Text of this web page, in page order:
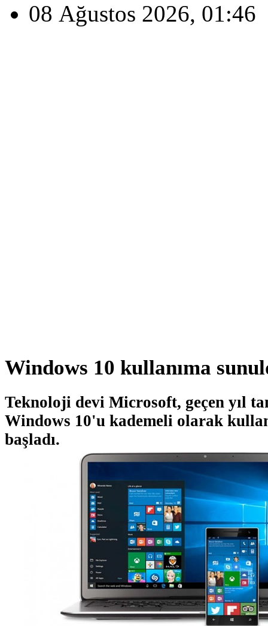
08 Ağustos 2026, 01:46
Windows 10 kullanıma
Teknoloji devi Microsoft, geçen yıl
Windows 10'u kademeli olarak
başladı.